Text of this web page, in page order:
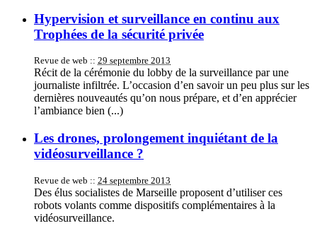
Hypervision et surveillance en continu aux
Trophées de la sécurité privée
Revue de web :: 29 septembre 2013
Récit de la cérémonie du lobby de la surveillance par une
journaliste infiltrée. L’occasion d’en savoir un peu plus sur les
dernières nouveautés qu’on nous prépare, et d’en apprécier
l’ambiance bien (...)
Les drones, prolongement inquiétant de la
vidéosurveillance ?
Revue de web :: 24 septembre 2013
Des élus socialistes de Marseille proposent d’utiliser ces
robots volants comme dispositifs complémentaires à la
vidéosurveillance.